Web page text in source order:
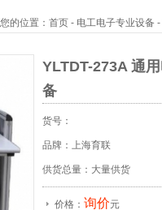
您的位置： 首页 - 电工电子专业设备 -
YLTDT-273A 通
备
货号：
品牌：上海育联
供货总量：大量供货
价格： 询价元